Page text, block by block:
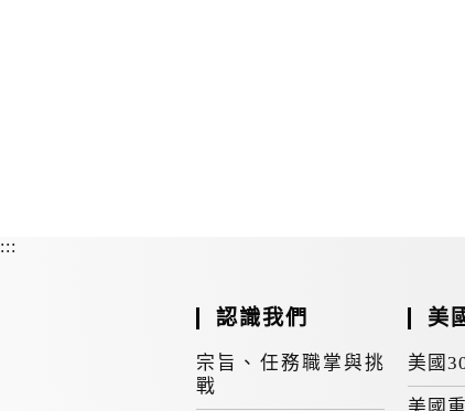
:::
認識我們
宗旨、任務職掌與挑
戰
美
美國